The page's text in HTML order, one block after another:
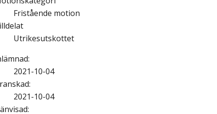
Fristående motion
Utrikesutskottet
:
2021-10-04
:
2021-10-04
: